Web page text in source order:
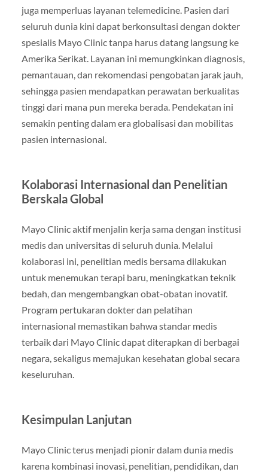
juga memperluas layanan telemedicine. Pasien dari
seluruh dunia kini dapat berkonsultasi dengan dokter
spesialis Mayo Clinic tanpa harus datang langsung ke
Amerika Serikat. Layanan ini memungkinkan diagnosis,
pemantauan, dan rekomendasi pengobatan jarak jauh,
sehingga pasien mendapatkan perawatan berkualitas
tinggi dari mana pun mereka berada. Pendekatan ini
semakin penting dalam era globalisasi dan mobilitas
pasien internasional.
Kolaborasi Internasional dan Penelitian
Berskala Global
Mayo Clinic aktif menjalin kerja sama dengan institusi
medis dan universitas di seluruh dunia. Melalui
kolaborasi ini, penelitian medis bersama dilakukan
untuk menemukan terapi baru, meningkatkan teknik
bedah, dan mengembangkan obat-obatan inovatif.
Program pertukaran dokter dan pelatihan
internasional memastikan bahwa standar medis
terbaik dari Mayo Clinic dapat diterapkan di berbagai
negara, sekaligus memajukan kesehatan global secara
keseluruhan.
Kesimpulan Lanjutan
Mayo Clinic terus menjadi pionir dalam dunia medis
karena kombinasi inovasi, penelitian, pendidikan, dan